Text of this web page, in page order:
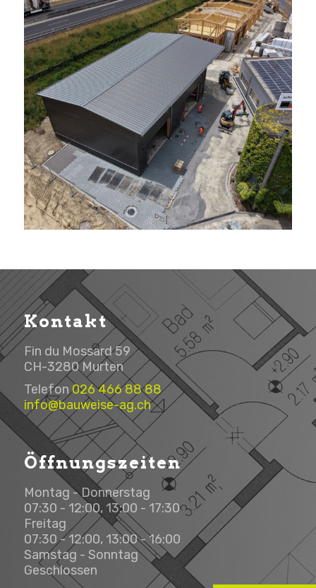
Kontakt
Fin du Mossard 59
CH-3280 Murten
Telefon026 466 88 88
info@bauweise-ag.ch
Öffnungszeiten
Montag - Donnerstag
07:30 - 12:00, 13:00 - 17:30
Freitag
07:30 - 12:00, 13:00 - 16:00
Samstag - Sonntag
Geschlossen